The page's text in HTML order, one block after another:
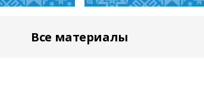
Все материалы